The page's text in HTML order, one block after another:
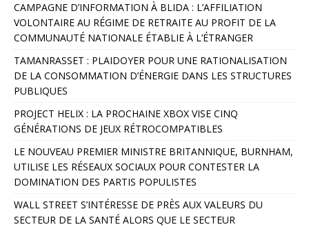
l
t
e
r
n
a
t
i
v
e
:
CAMPAGNE D’INFORMATION À BLIDA : L’AFFILIATION
VOLONTAIRE AU RÉGIME DE RETRAITE AU PROFIT DE LA
COMMUNAUTÉ NATIONALE ÉTABLIE À L’ÉTRANGER
TAMANRASSET : PLAIDOYER POUR UNE RATIONALISATION
DE LA CONSOMMATION D’ÉNERGIE DANS LES STRUCTURES
PUBLIQUES
PROJECT HELIX : LA PROCHAINE XBOX VISE CINQ
GÉNÉRATIONS DE JEUX RÉTROCOMPATIBLES
LE NOUVEAU PREMIER MINISTRE BRITANNIQUE, BURNHAM,
UTILISE LES RÉSEAUX SOCIAUX POUR CONTESTER LA
DOMINATION DES PARTIS POPULISTES
WALL STREET S’INTÉRESSE DE PRÈS AUX VALEURS DU
SECTEUR DE LA SANTÉ ALORS QUE LE SECTEUR